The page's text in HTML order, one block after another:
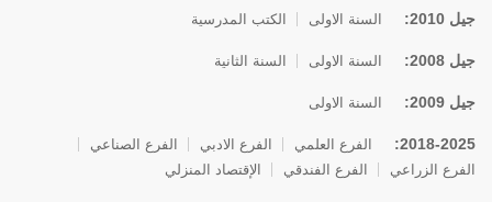
جيل 2010: السنة الاولى الكتب المدرسية
جيل 2008: السنة الاولى السنة الثانية
جيل 2009: السنة الاولى
2018-2025: الفرع العلمي الفرع الادبي
الفرع الصناعي
الفرع الزراعي
الفرع الفندقي الإقتصاد المنزلي